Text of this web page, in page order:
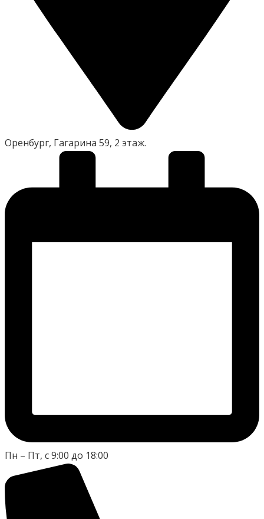
Оренбург, Гагарина 59, 2 этаж.
Пн – Пт, с 9:00 до 18:00